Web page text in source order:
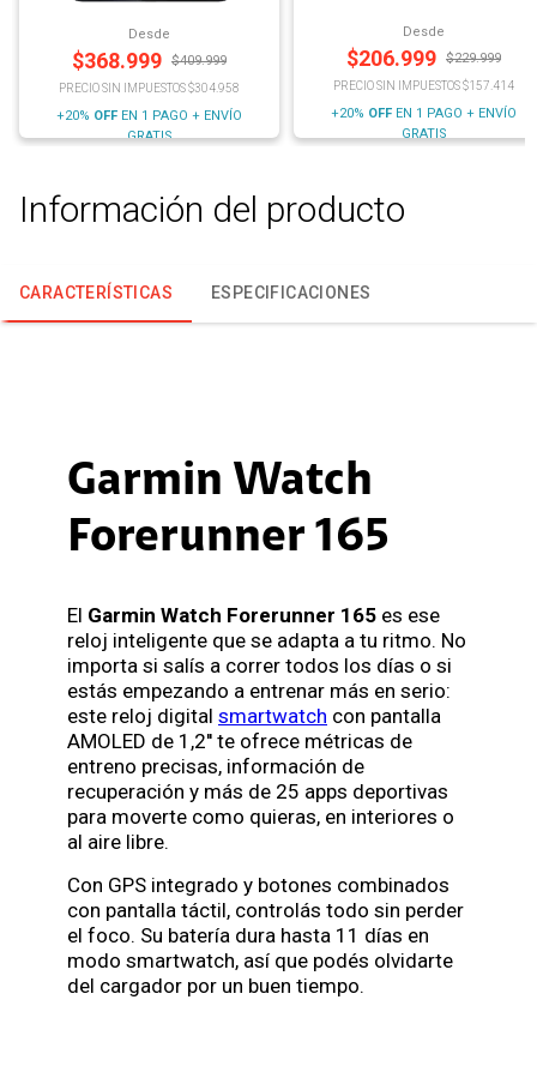
Desde
$368.999 $409.999
PRECIO SIN IMPUESTOS $304.958
+20% OFF EN 1 PAGO + ENVÍO
GRATIS
Desde
$206.999 $229.999
PRECIO SIN IMPUESTOS $157.414
+20% OFF EN 1 PAGO + ENVÍO
GRATIS
Información del producto
CARACTERÍSTICAS ESPECIFICACIONES
Garmin Watch
Forerunner 165
El Garmin Watch Forerunner 165 es ese
reloj inteligente que se adapta a tu ritmo. No
importa si salís a correr todos los días o si
estás empezando a entrenar más en serio:
este reloj digital smartwatch con pantalla
AMOLED de 1,2'' te ofrece métricas de
entreno precisas, información de
recuperación y más de 25 apps deportivas
para moverte como quieras, en interiores o
al aire libre.
Con GPS integrado y botones combinados
con pantalla táctil, controlás todo sin perder
el foco. Su batería dura hasta 11 días en
modo smartwatch, así que podés olvidarte
del cargador por un buen tiempo.